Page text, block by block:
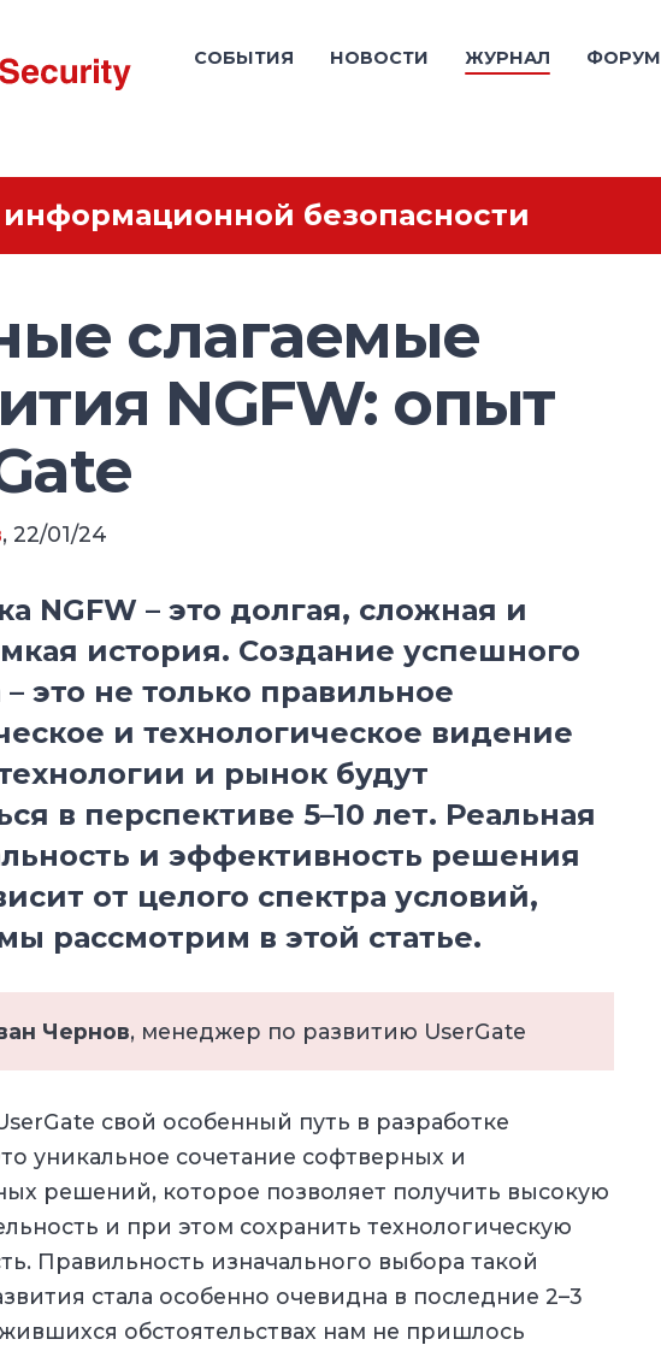
СОБЫТИЯ НОВОСТИ ЖУРНАЛ ФОРУМ
информационной безопасности
слагаемые
NGFW: опыт
, 22/01/24
NGFW – это долгая, сложная и
история. Создание успешного
это не только правильное
и технологическое видение
и рынок будут
в перспективе 5–10 лет. Реальная
и эффективность решения
от целого спектра условий,
рассмотрим в этой статье.
Чернов, менеджер по развитию UserGate
свой особенный путь в разработке
уникальное сочетание софтверных и
решений, которое позволяет получить высокую
и при этом сохранить технологическую
Правильность изначального выбора такой
стала особенно очевидна в последние 2–3
обстоятельствах нам не пришлось